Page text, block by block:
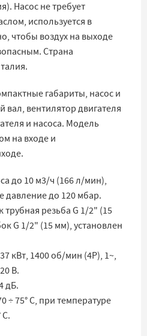
Насос не требует
используется в
чтобы воздух на выходе
Страна
габариты, насос и
вентилятор двигателя
и насоса. Модель
на входе и
до 10 м3/ч (166 л/мин),
давление до 120 мбар.
резьба G 1/2" (15
G 1/2" (15 мм), установлен
кВт, 1400 об/мин (4Р), 1~,
В.
дБ.
÷ 75° C, при температуре